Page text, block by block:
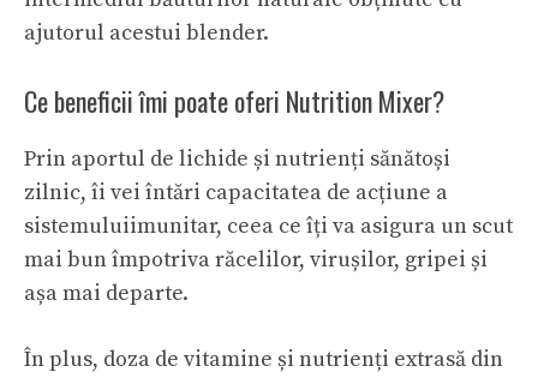
ajutorul acestui blender.
Ce beneficii îmi poate oferi Nutrition Mixer?
Prin aportul de lichide și nutrienți sănătoși
zilnic, îi vei întări capacitatea de acțiune a
sistemuluiimunitar, ceea ce îți va asigura un scut
mai bun împotriva răcelilor, virușilor, gripei și
așa mai departe.
În plus, doza de vitamine și nutrienți extrasă din